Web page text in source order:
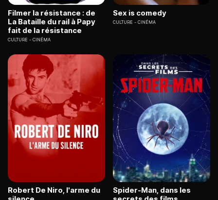
Filmer la résistance : de
La Bataille du rail à Papy
fait de la résistance
CULTURE CINÉMA
Sex is comedy
CULTURE CINÉMA
Robert De Niro, l'arme du
Spider-Man, dans les